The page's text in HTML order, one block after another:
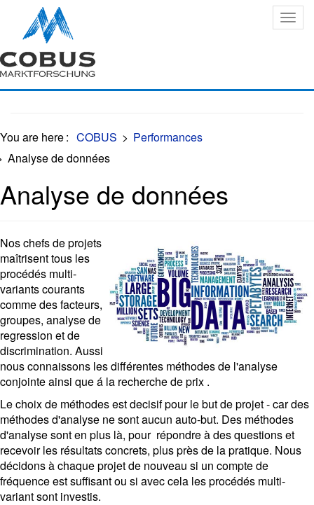
Oops, an error occurred! Code: 20260808012916ebd62749
You are here: COBUS > Performances
Analyse de données
Analyse de données
Nos chefs de projets
maîtrisent tous les
procédés multi-
variants courants
comme des facteurs,
groupes, analyse de
regression et de
discrimination. Aussi
nous connaissons les différentes méthodes de l'analyse
conjointe ainsi que á la recherche de prix .
Le choix de méthodes est decisif pour le but de projet - car des
méthodes d'analyse ne sont aucun auto-but. Des méthodes
d'analyse sont en plus là, pour répondre à des questions et
recevoir les résultats concrets, plus près de la pratique. Nous
décidons à chaque projet de nouveau si un compte de
fréquence est suffisant ou si avec cela les procédés multi-
variant sont investis.